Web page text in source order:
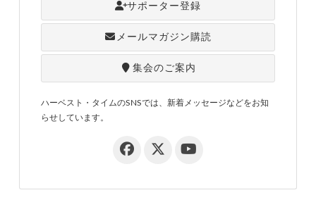
サポーター登録
メールマガジン購読
集会のご案内
ハーベスト・タイムのSNSでは、新着メッセージなどをお知
らせしています。